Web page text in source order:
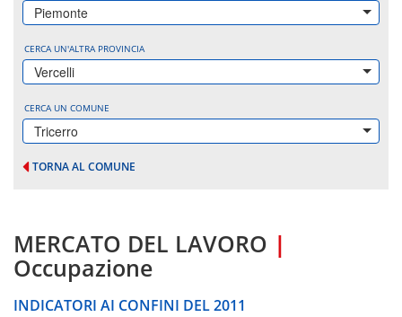
Piemonte
CERCA UN'ALTRA PROVINCIA
Vercelli
CERCA UN COMUNE
Tricerro
TORNA AL COMUNE
MERCATO DEL LAVORO |
Occupazione
INDICATORI AI CONFINI DEL 2011